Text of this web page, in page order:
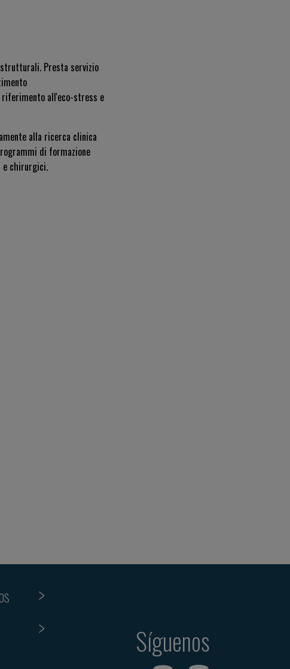
strutturali. Presta servizio
riferimento all'eco-stress e
alla ricerca clinica
di formazione
e chirurgici.
Síguenos